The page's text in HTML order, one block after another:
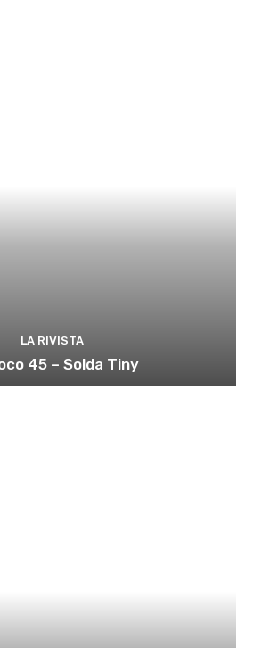
LA RIVISTA
45 – Solda Tiny